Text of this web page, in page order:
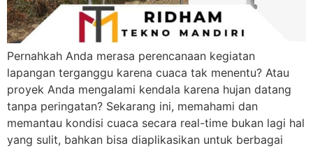
Pernahkah Anda merasa perencanaan kegiatan
lapangan terganggu karena cuaca tak menentu? Atau
proyek Anda mengalami kendala karena hujan datang
tanpa peringatan? Sekarang ini, memahami dan
memantau kondisi cuaca secara real-time bukan lagi hal
yang sulit, bahkan bisa diaplikasikan untuk berbagai